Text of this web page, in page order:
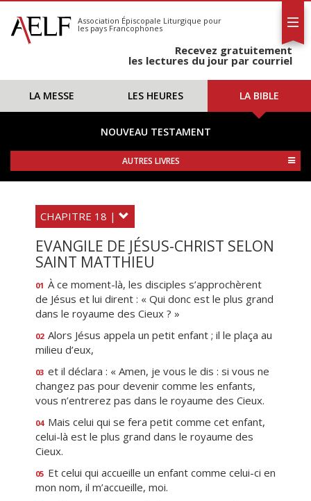
S'abonner
Calendrier
Association Épiscopale Liturgique pour
les pays Francophones
Recevez gratuitement
les lectures du jour par courriel
LA MESSE LES HEURES LA BIBLE
NOUVEAU TESTAMENT
AUTRES LIVRES
CHAPITRE 18 |
EVANGILE DE JÉSUS-CHRIST SELON
SAINT MATTHIEU
01 À ce moment-là, les disciples s’approchèrent
de Jésus et lui dirent : « Qui donc est le plus grand
dans le royaume des Cieux ? »
02 Alors Jésus appela un petit enfant ; il le plaça au
milieu d’eux,
03 et il déclara : « Amen, je vous le dis : si vous ne
changez pas pour devenir comme les enfants,
vous n’entrerez pas dans le royaume des Cieux.
04 Mais celui qui se fera petit comme cet enfant,
celui-là est le plus grand dans le royaume des
Cieux.
05 Et celui qui accueille un enfant comme celui-ci en
mon nom, il m’accueille, moi.